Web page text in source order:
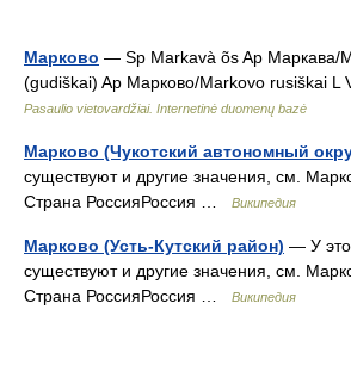
Марково — Sp Markavà õs Ap Маркава/
(gudiškai) Ap Марково/Markovo rusiškai L
Pasaulio vietovardžiai. Internetinė duomenų bazė
Марково (Чукотский автономный
существуют и другие значения, см.
Страна РоссияРоссия …
Википедия
Марково (Усть-Кутский район) — У
существуют и другие значения, см.
Страна РоссияРоссия …
Википедия